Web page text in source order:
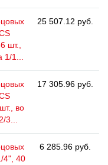
шт.,
1/1...
25 507.12 руб.
во
3...
17 305.96 руб.
4", 40
6 285.96 руб.